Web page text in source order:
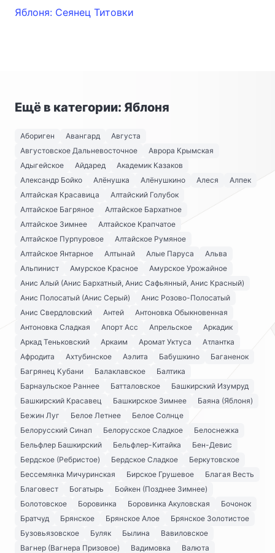
Яблоня: Сеянец Титовки
Ещё в категории: Яблоня
Абориген Авангард
Августа
Августовское Дальневосточное
Аврора Крымская
Адыгейское
Айдаред
Академик Казаков
Александр Бойко
Алёнушка Алёнушкино Алеся
Алпек
Алтайская Красавица
Алтайский Голубок
Алтайское Багряное
Алтайское Бархатное
Алтайское Зимнее
Алтайское Крапчатое
Алтайское Пурпуровое
Алтайское Румяное
Алтайское Янтарное
Алтынай Алые Паруса
Альва
Альпинист
Амурское Красное
Амурское Урожайное
Анис Алый (Анис Бархатный, Анис Сафьянный, Анис Красный)
Анис Полосатый (Анис Серый)
Анис Розово-Полосатый
Анис Свердловский
Антей
Антоновка Обыкновенная
Антоновка Сладкая
Апорт Асс Апрельское
Аркадик
Аркад Теньковский
Аркаим Аромат Уктуса
Атлантка
Афродита
Ахтубинское Аэлита Бабушкино
Баганенок
Багрянец Кубани
Балаклавское
Балтика
Барнаульское Раннее
Батталовское
Башкирский Изумруд
Башкирский Красавец
Башкирское Зимнее
Баяна (Яблоня)
Бежин Луг
Белое Летнее
Белое Солнце
Белорусский Синап
Белорусское Сладкое
Белоснежка
Бельфлер Башкирский
Бельфлер-Китайка
Бен-Девис
Бердское (Ребристое)
Бердское Сладкое
Беркутовское
Бессемянка Мичуринская
Бирское Грушевое
Благая Весть
Благовест
Богатырь
Бойкен (Позднее Зимнее)
Болотовское
Боровинка Боровинка Акуловская
Бочонок
Братчуд
Брянское Брянское Алое
Брянское Золотистое
Бузовьязовское
Буляк Былина
Вавиловское
Вагнер (Вагнера Призовое)
Вадимовка
Валюта